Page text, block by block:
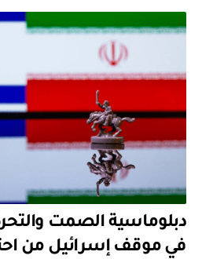
دبلوماسية الصمت
في موقف إسرائيل من